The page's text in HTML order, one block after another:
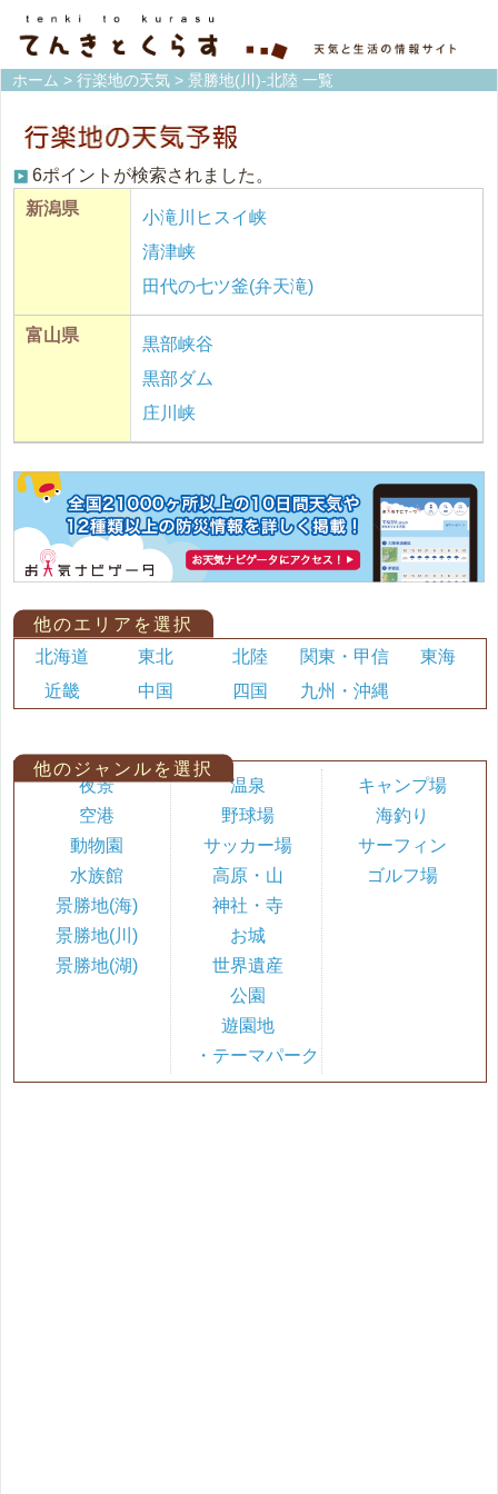
ホーム > 行楽地の天気 > 景勝地(川)-北陸 一覧
6ポイントが検索されました。
新潟県
小滝川ヒスイ峡
清津峡
田代の七ツ釜(弁天滝)
富山県
黒部峡谷
黒部ダム
庄川峡
他のエリアを選択
北海道
東北 北陸 関東・甲信
東海
近畿
中国 四国 九州・沖縄
他のジャンルを選択
夜景
空港
動物園
水族館
景勝地(海)
景勝地(川)
景勝地(湖)
温泉
野球場
サッカー場
高原・山
神社・寺
お城
世界遺産
公園
遊園地
・テーマパーク
キャンプ場
海釣り
サーフィン
ゴルフ場